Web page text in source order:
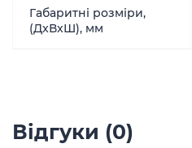
Габаритні розміри,
(ДxВxШ), мм
Відгуки (0)